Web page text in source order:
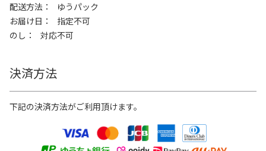
配送方法
ゆうパック
お届け日
指定不可
のし
対応不可
決済方法
下記の決済方法がご利用頂けます。